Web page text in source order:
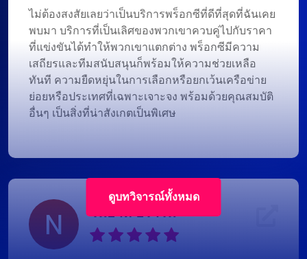
ไม่ต้องสงสัยเลยว่าเป็นบริการพร็อกซีที่ดีที่สุดที่ฉันเคย
พบมา บริการที่เป็นเลิศของพวกเขาควบคู่ไปกับราคา
ที่แข่งขันได้ทำให้พวกเขาแตกต่าง พร็อกซีมีความ
เสถียรและทีมสนับสนุนก็พร้อมให้ความช่วยเหลือ
ทันที ความยืดหยุ่นในการเลือกหรือยกเว้นเครือข่าย
ย่อยหรือประเทศที่เฉพาะเจาะจง พร้อมด้วยคุณสมบัติ
อื่นๆ เป็นสิ่งที่น่าสังเกตเป็นพิเศษ
ดูบทวิจารณ์ทั้งหมด